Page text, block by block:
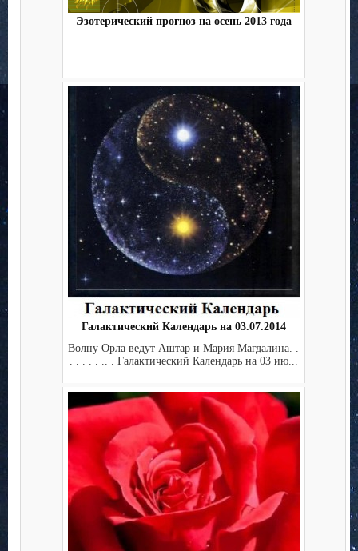
Эзотерический прогноз на осень 2013 года
Галактический Календарь на 03.07.2014
Волну Орла ведут Аштар и Мария Магдалина. .
. . . . . .. . Галактический Календарь на 03 ию...